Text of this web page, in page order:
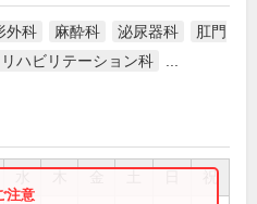
外科 麻酔科 泌尿器科
肛門
リハビリテーション科
祝